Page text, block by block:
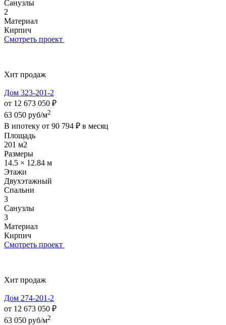
Санузлы
2
Материал
Кирпич
Смотреть проект
Хит продаж
Дом 323-201-2
от 12 673 050 ₽
63 050 руб/м2
В ипотеку от 90 794 ₽ в месяц
Площадь
201 м2
Размеры
14.5 × 12.84 м
Этажи
Двухэтажный
Спальни
3
Санузлы
3
Материал
Кирпич
Смотреть проект
Хит продаж
Дом 274-201-2
от 12 673 050 ₽
63 050 руб/м2